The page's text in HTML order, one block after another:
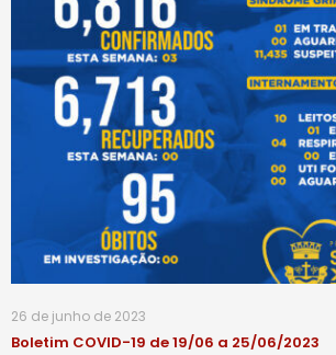
26 de junho de 2023
Boletim COVID-19 de 19/06 a 25/06/2023